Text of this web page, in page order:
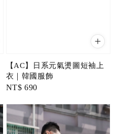
【AC】日系元氣燙圖短袖上
衣｜韓國服飾
Regular
NT$ 690